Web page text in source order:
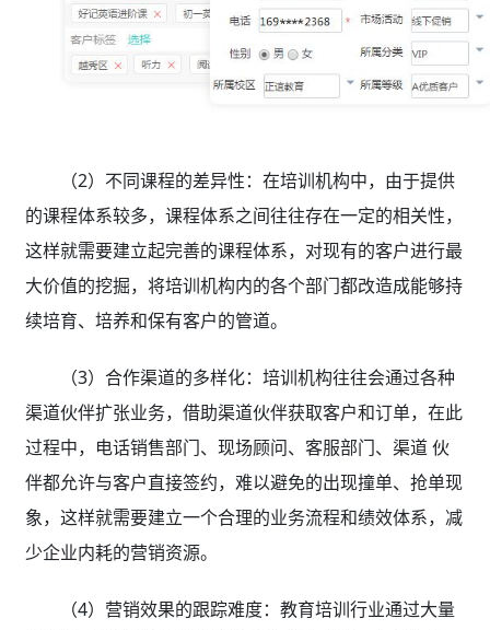
（2）不同课程的差异性：在培训机构中，由于提供
的课程体系较多，课程体系之间往往存在一定的相关性，
这样就需要建立起完善的课程体系，对现有的客户进行最
大价值的挖掘，将培训机构内的各个部门都改造成能够持
续培育、培养和保有客户的管道。
（3）合作渠道的多样化：培训机构往往会通过各种
渠道伙伴扩张业务，借助渠道伙伴获取客户和订单，在此
过程中，电话销售部门、现场顾问、客服部门、渠道 伙
伴都允许与客户直接签约，难以避免的出现撞单、抢单现
象，这样就需要建立一个合理的业务流程和绩效体系，减
少企业内耗的营销资源。
（4）营销效果的跟踪难度：教育培训行业通过大量